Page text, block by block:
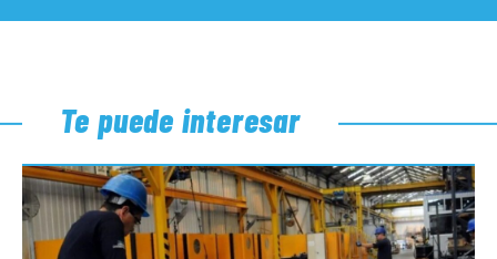
Te puede interesar